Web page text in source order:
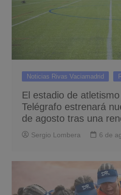
Noticias Rivas Vaciamadrid
El estadio de
Telégrafo estrenará
de agosto tras una
Sergio Lombera 6 de